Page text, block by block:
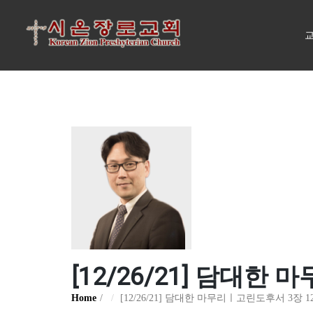
[12/26/21] 담대한 마
Home [12/26/21] 담대한 마무리ㅣ고린도후서 3장